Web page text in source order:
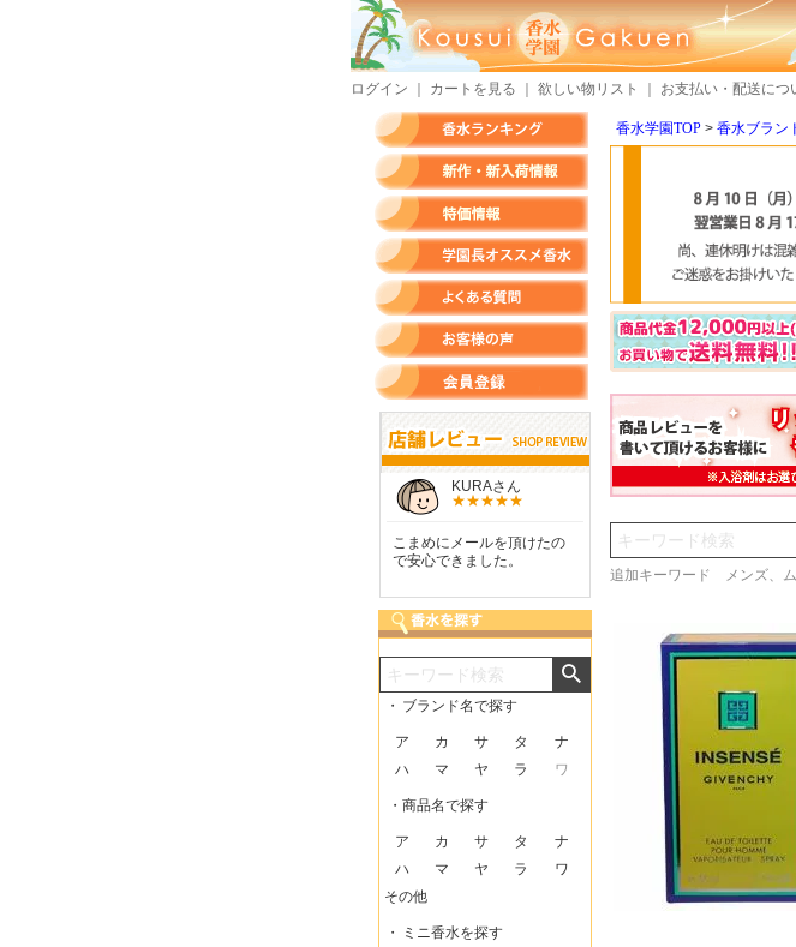
ログイン カートを見る 欲しい物リスト お支払い・配送につ
香水学園TOP 香水ブラン
検索
追加キーワード メンズ、
KURAさん
こまめにメールを頂けたの
で安心できました。
しらすさん
商品が早く届いたのでよか
ったです。また利用させて
もらいます！
・ ブランド名で探す
ア カ サ タ
ナ
ハ
マ ヤ ラ ワ
・商品名で探す
ア カ サ タ
ナ
ハ
マ ヤ ラ
ワ
その他
・
ミニ香水を探す